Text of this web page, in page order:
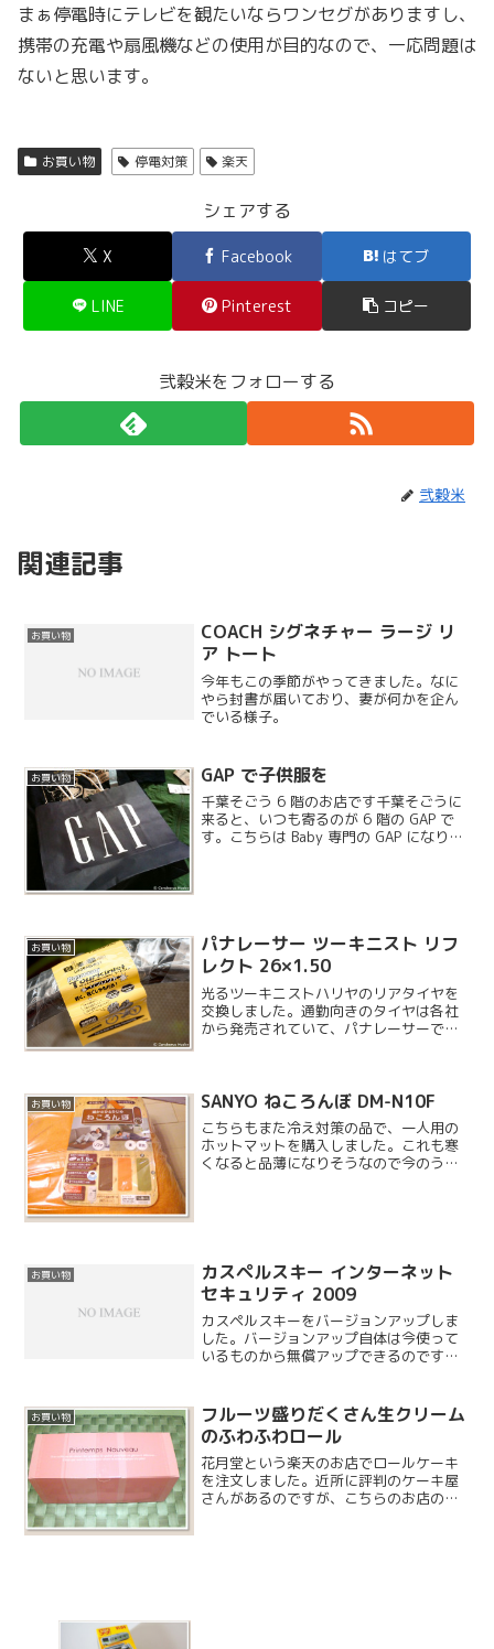
まぁ停電時にテレビを観たいならワンセグがありますし、
携帯の充電や扇風機などの使用が目的なので、一応問題は
ないと思います。
お買い物 停電対策 楽天
シェアする
X Facebook はてブ
LINE Pinterest コピー
弐穀米をフォローする
弐穀米
関連記事
お買い物
COACH シグネチャー ラージ リ
ア トート
今年もこの季節がやってきました。なに
やら封書が届いており、妻が何かを企ん
でいる様子。
お買い物 GAP で子供服を
千葉そごう 6 階のお店です千葉そごうに
来ると、いつも寄るのが 6 階の GAP で
す。こちらは Baby 専門の GAP になりま
お買い物
パナレーサー ツーキニスト リフ
レクト 26×1.50
光るツーキニストハリヤのリアタイヤを
交換しました。通勤向きのタイヤは各社
から発売されていて、パナレーサーです
す。しかもツーキ...
お買い物 SANYO ねころんぼ DM-N10F
こちらもまた冷え対策の品で、一人用の
ホットマットを購入しました。これも寒
くなると品薄になりそうなので今のうち
お買い物
カスペルスキー インターネット
セキュリティ 2009
カスペルスキーをバージョンアップしま
した。バージョンアップ自体は今使って
いるものから無償アップできるのです
は 3 ユーザーだと 11,671円となり、別
に安くない...
お買い物
フルーツ盛りだくさん生クリーム
のふわふわロール
花月堂という楽天のお店でロールケーキ
を注文しました。近所に評判のケーキ屋
さんがあるのですが、こちらのお店のお